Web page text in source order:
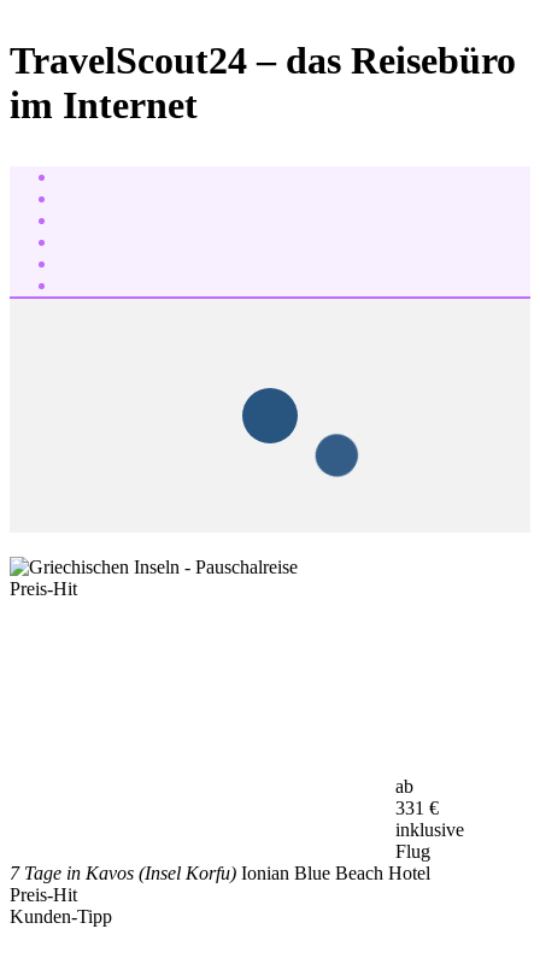
TravelScout24 – das Reisebüro
im Internet
Preis-Hit
ab
331 €
inklusive
Flug
7 Tage in Kavos (Insel Korfu) Ionian Blue Beach Hotel
Preis-Hit
Kunden-Tipp